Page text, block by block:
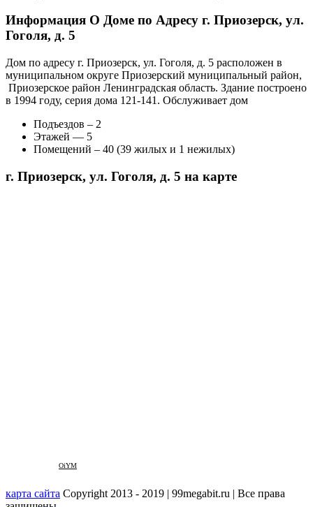
Информация О Доме по Адресу г. Приозерск, ул.
Гоголя, д. 5
Дом по адресу г. Приозерск, ул. Гоголя, д. 5 расположен в
муниципальном округе Приозерский муниципальный район,
Приозерское район Ленинградская область. Здание построено
в 1994 году, серия дома 121-141. Обслуживает дом
Подъездов – 2
Этажей — 5
Помещений – 40 (39 жилых и 1 нежилых)
г. Приозерск, ул. Гоголя, д. 5 на карте
OiYM
карта сайта Copyright 2013 - 2019 | 99megabit.ru | Все права